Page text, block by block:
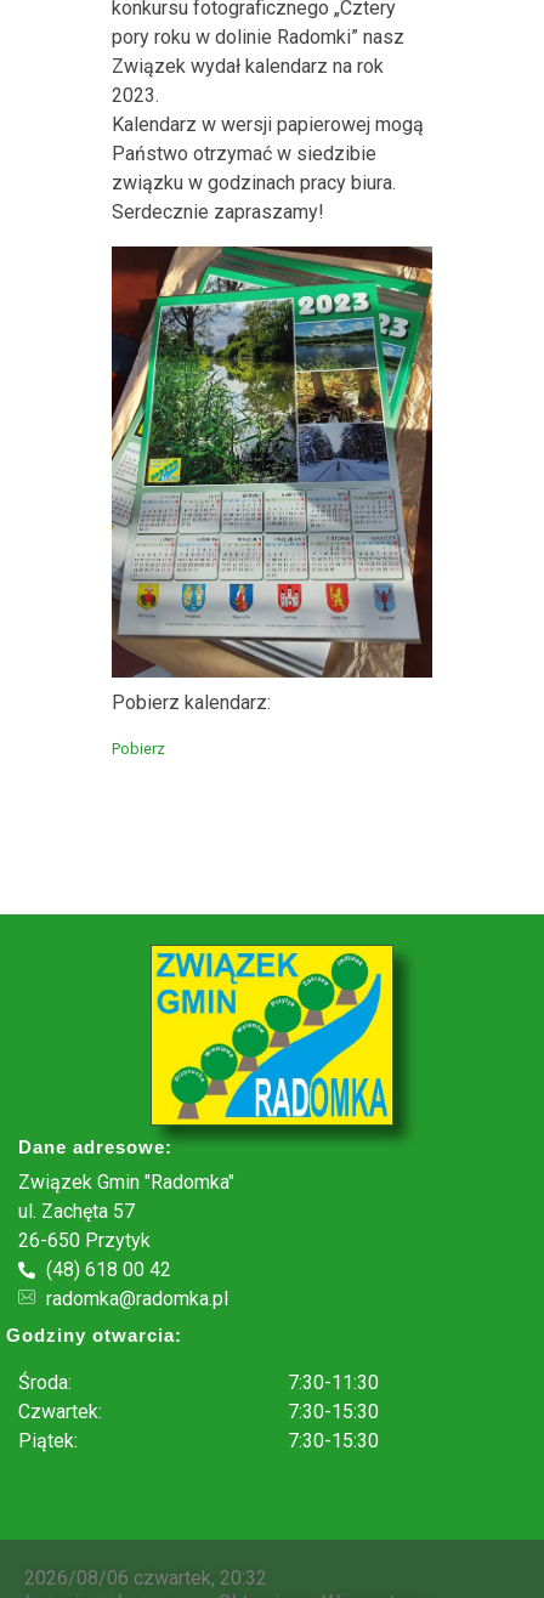
konkursu fotograficznego „Cztery
pory roku w dolinie Radomki” nasz
Związek wydał kalendarz na rok
2023.
Kalendarz w wersji papierowej mogą
Państwo otrzymać w siedzibie
związku w godzinach pracy biura.
Serdecznie zapraszamy!
Pobierz kalendarz:
Pobierz
Dane adresowe:
Związek Gmin "Radomka"
ul. Zachęta 57
26-650 Przytyk
(48) 618 00 42
radomka@radomka.pl
Godziny otwarcia:
Środa:
Czwartek:
Piątek:
7:30-11:30
7:30-15:30
7:30-15:30
2026/08/06 czwartek, 20:32